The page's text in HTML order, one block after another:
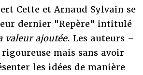
Cette et Arnaud Sylvain se
dernier "Repère" intitulé
valeur ajoutée. Les auteurs –
rigoureuse mais sans avoir
les idées de manière